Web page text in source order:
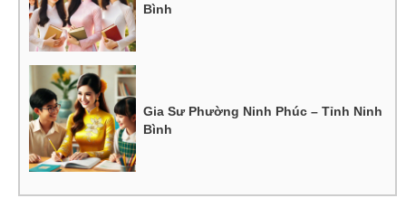
Bình
Gia Sư Phường Ninh Phúc – Tỉnh Ninh
Bình